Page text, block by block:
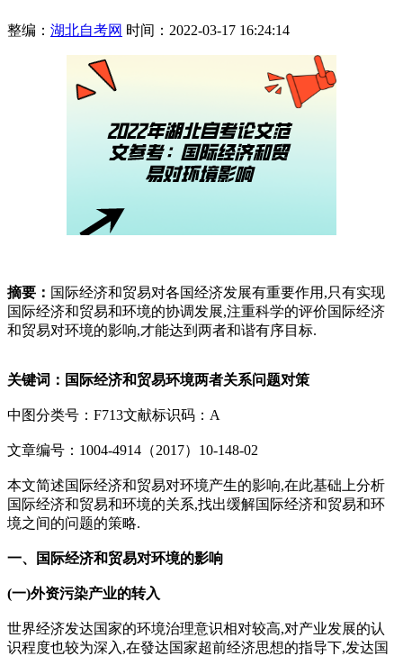
整编： 湖北自考网 时间：2022-03-17 16:24:14
摘要： 国际经济和贸易对各国经济发展有重要作用,只有实现
国际经济和贸易和环境的协调发展,注重科学的评价国际经济
和贸易对环境的影响,才能达到两者和谐有序目标.
关键词：国际经济和贸易环境两者关系问题对策
中图分类号：F713文献标识码：A
文章编号：1004-4914（2017）10-148-02
本文简述国际经济和贸易对环境产生的影响,在此基础上分析
国际经济和贸易和环境的关系,找出缓解国际经济和贸易和环
境之间的问题的策略.
一、国际经济和贸易对环境的影响
(一)外资污染产业的转入
世界经济发达国家的环境治理意识相对较高,对产业发展的认
识程度也较为深入,在發达国家超前经济思想的指导下,发达国